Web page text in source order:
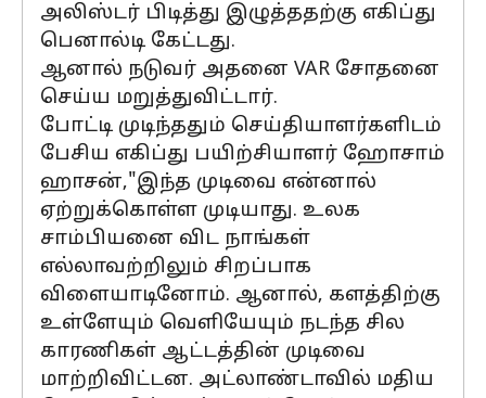
அலிஸ்டர் பிடித்து இழுத்ததற்கு எகிப்து
பெனால்டி கேட்டது.
ஆனால் நடுவர் அதனை VAR சோதனை
செய்ய மறுத்துவிட்டார்.
போட்டி முடிந்ததும் செய்தியாளர்களிடம்
பேசிய எகிப்து பயிற்சியாளர் ஹோசாம்
ஹாசன்,"இந்த முடிவை என்னால்
ஏற்றுக்கொள்ள முடியாது. உலக
சாம்பியனை விட நாங்கள்
எல்லாவற்றிலும் சிறப்பாக
விளையாடினோம். ஆனால், களத்திற்கு
உள்ளேயும் வெளியேயும் நடந்த சில
காரணிகள் ஆட்டத்தின் முடிவை
மாற்றிவிட்டன. அட்லாண்டாவில் மதிய